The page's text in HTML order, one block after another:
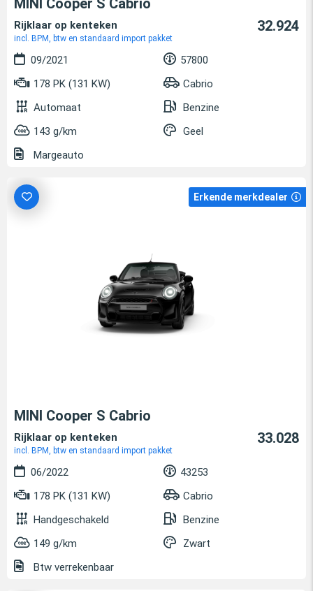
MINI Cooper S Cabrio
Rijklaar op kenteken
incl. BPM, btw en standaard import pakket
32.924
09/2021
57800
178 PK (131 KW)
Cabrio
Automaat
Benzine
143 g/km
Geel
Margeauto
Erkende merkdealer
MINI Cooper S Cabrio
Rijklaar op kenteken
incl. BPM, btw en standaard import pakket
33.028
06/2022
43253
178 PK (131 KW)
Cabrio
Handgeschakeld
Benzine
149 g/km
Zwart
Btw verrekenbaar